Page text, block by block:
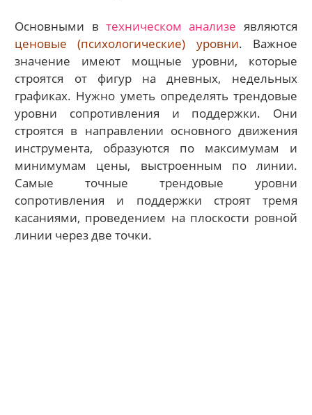
Основными в техническом анализе являются
ценовые (психологические) уровни. Важное
значение имеют мощные уровни, которые
строятся от фигур на дневных, недельных
графиках. Нужно уметь определять трендовые
уровни сопротивления и поддержки. Они
строятся в направлении основного движения
инструмента, образуются по максимумам и
минимумам цены, выстроенным по линии.
Самые точные трендовые уровни
сопротивления и поддержки строят тремя
касаниями, проведением на плоскости ровной
линии через две точки.